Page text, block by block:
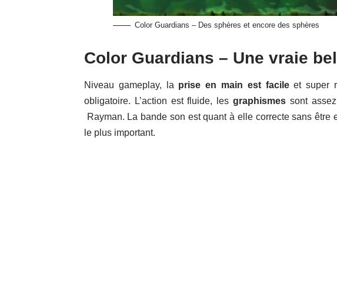
Color Guardians – Des sphères et encore des sphères
Color Guardians – Une vraie
Niveau gameplay, la prise en main est facileet super
obligatoire. L’action est fluide, lesgraphismes sont assez
Rayman. La bande son est quant à elle correcte sans être
le plus important.